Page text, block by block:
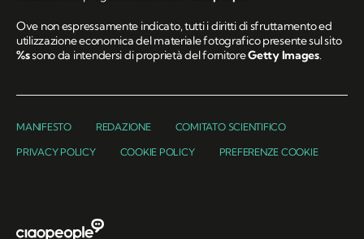
Ove non espressamente indicato, tutti i diritti di sfruttamento ed
utilizzazione economica del materiale fotografico presente sul sito
%ssono da intendersi di proprietà del fornitoreGetty Images.
MANIFESTO REDAZIONE COMITATO SCIENTIFICO
PRIVACY POLICY COOKIE POLICY PREFERENZE COOKIE